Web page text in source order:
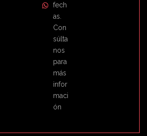
fech
as.
Con
súlta
nos
para
más
infor
maci
ón